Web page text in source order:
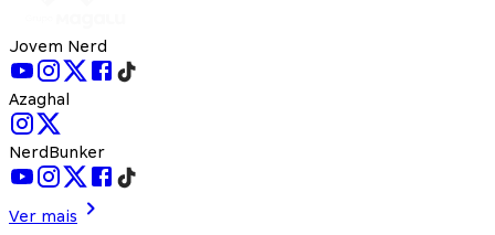
Jovem Nerd
Azaghal
NerdBunker
Ver mais